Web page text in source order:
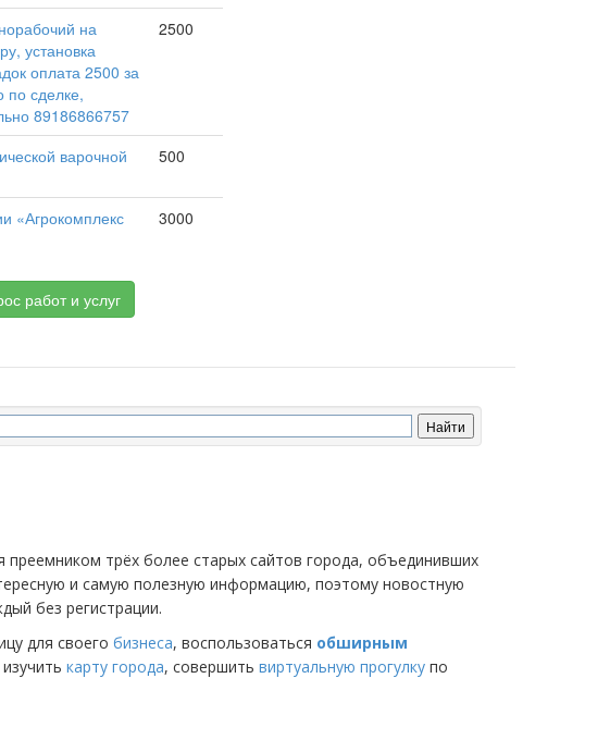
на
установка
оплата 2500 за
по сделке,
89186866757
2500
варочной
500
«Агрокомплекс
3000
работ и услуг
преемником трёх более старых сайтов города, объединивших
и самую полезную информацию, поэтому новостную
без регистрации.
для своего бизнеса, воспользоваться обширным
карту города, совершить виртуальную прогулку по